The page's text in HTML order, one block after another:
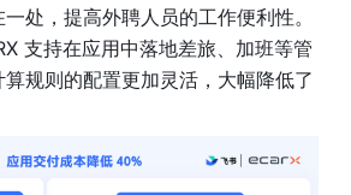
处，提高外聘人员的工作便利性。
支持在应用中落地差旅、加班等管
规则的配置更加灵活，大幅降低了